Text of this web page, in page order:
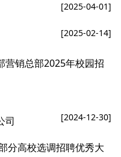
[2025-04-01]
[2025-02-14]
营销总部2025年校园招
司 [2024-12-30]
分高校选调招聘优秀大